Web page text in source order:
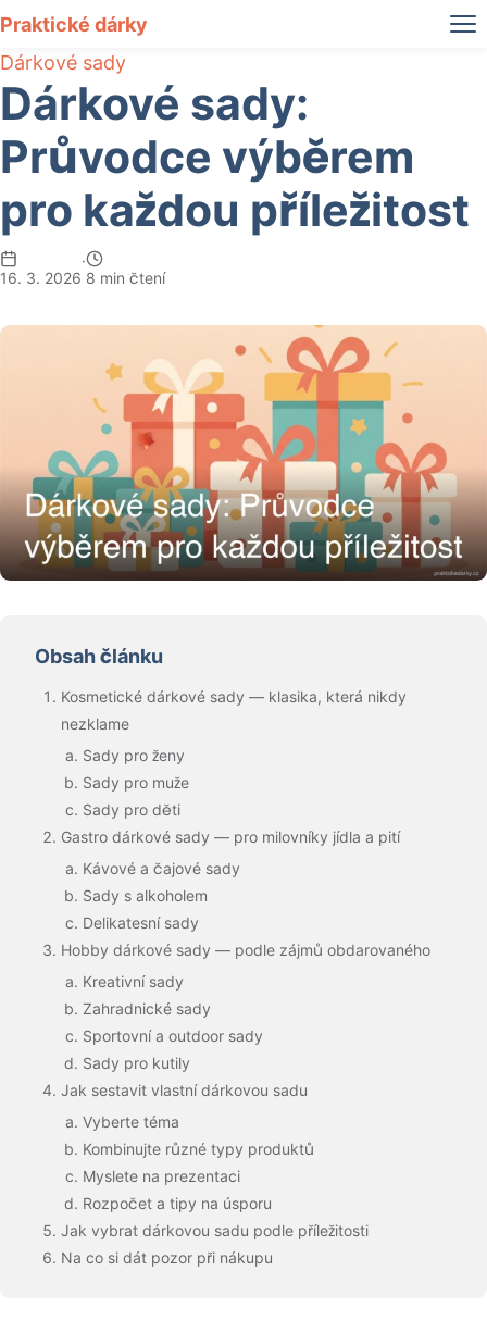
Praktické dárky
Dárkové sady
Dárkové sady:
Průvodce výběrem
pro každou příležitost
16. 3. 2026
·
8 min čtení
Obsah článku
Kosmetické dárkové sady — klasika, která nikdy
nezklame
Sady pro ženy
Sady pro muže
Sady pro děti
Gastro dárkové sady — pro milovníky jídla a pití
Kávové a čajové sady
Sady s alkoholem
Delikatesní sady
Hobby dárkové sady — podle zájmů obdarovaného
Kreativní sady
Zahradnické sady
Sportovní a outdoor sady
Sady pro kutily
Jak sestavit vlastní dárkovou sadu
Vyberte téma
Kombinujte různé typy produktů
Myslete na prezentaci
Rozpočet a tipy na úsporu
Jak vybrat dárkovou sadu podle příležitosti
Na co si dát pozor při nákupu